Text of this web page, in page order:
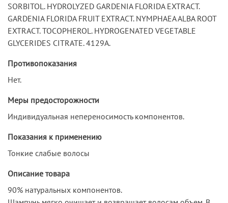
SORBITOL. HYDROLYZED GARDENIA FLORIDA EXTRACT.
GARDENIA FLORIDA FRUIT EXTRACT. NYMPHAEA ALBA ROOT
EXTRACT. TOCOPHEROL. HYDROGENATED VEGETABLE
GLYCERIDES CITRATE. 4129A.
Противопоказания
Нет.
Меры предосторожности
Индивидуальная непереносимость компонентов.
Показания к применению
Тонкие слабые волосы
Описание товара
90% натуральных компонентов.